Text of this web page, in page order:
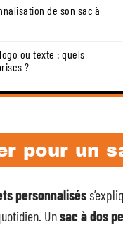
de son sac à
ou texte : quels
?
pour un
personnalisés
Unsac à dos